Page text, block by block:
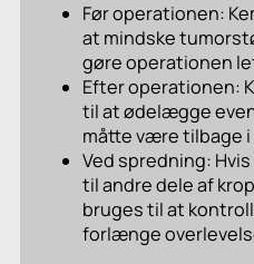
Før operationen:
at mindske
gøre operationen
Efter operationen:
til at ødelægge
måtte være tilbage i
Ved spredning:
til andre dele af
bruges til at
forlænge